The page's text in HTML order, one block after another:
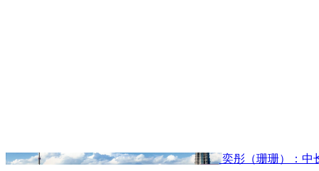
奕彤（珊珊）：中